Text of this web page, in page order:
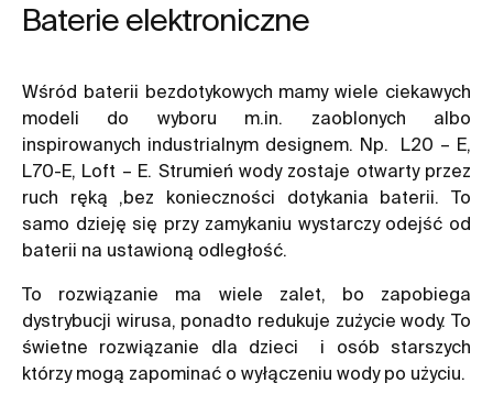
Baterie elektroniczne
Wśród baterii bezdotykowych mamy wiele ciekawych
modeli do wyboru m.in. zaoblonych albo
inspirowanych industrialnym designem. Np. L20 – E,
L70-E, Loft – E. Strumień wody zostaje otwarty przez
ruch ręką ,bez konieczności dotykania baterii. To
samo dzieję się przy zamykaniu wystarczy odejść od
baterii na ustawioną odległość.
To rozwiązanie ma wiele zalet, bo zapobiega
dystrybucji wirusa, ponadto redukuje zużycie wody. To
świetne rozwiązanie dla dzieci i osób starszych
którzy mogą zapominać o wyłączeniu wody po użyciu.